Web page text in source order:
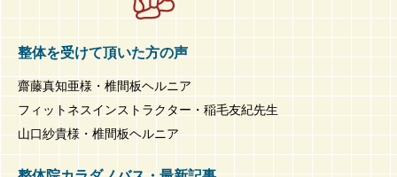
整体を受けて頂いた方の声
齋藤真知亜様・椎間板ヘルニア
フィットネスインストラクター・稲毛友紀先生
山口紗貴様・椎間板ヘルニア